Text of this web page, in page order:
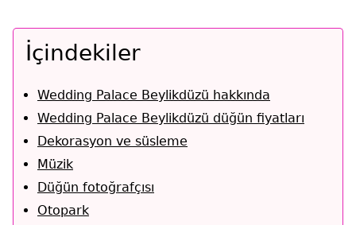
İçindekiler
Wedding Palace Beylikdüzü hakkında
Wedding Palace Beylikdüzü düğün fiyatları
Dekorasyon ve süsleme
Müzik
Düğün fotoğrafçısı
Otopark